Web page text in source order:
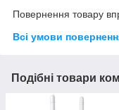
Повернення товару
Всі умови
Подібні товари